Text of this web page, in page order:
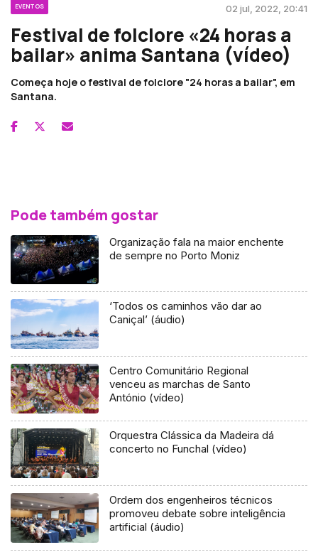
EVENTOS 02 jul, 2022, 20:41
Festival de folclore «24 horas a
bailar» anima Santana (vídeo)
Começa hoje o festival de folclore "24 horas a bailar", em
Santana.
Pode também gostar
Organização fala na maior enchente
de sempre no Porto Moniz
‘Todos os caminhos vão dar ao
Caniçal’ (áudio)
Centro Comunitário Regional
venceu as marchas de Santo
António (vídeo)
Orquestra Clássica da Madeira dá
concerto no Funchal (vídeo)
Ordem dos engenheiros técnicos
promoveu debate sobre inteligência
artificial (áudio)